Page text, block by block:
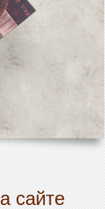
сайте